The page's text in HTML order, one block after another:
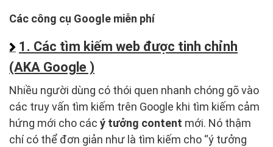
Các công cụ Google miễn phí
1. Các tìm kiếm web được tinh chỉnh
(AKA Google )
Nhiều người dùng có thói quen nhanh chóng gõ vào
các truy vấn tìm kiếm trên Google khi tìm kiếm cảm
hứng mới cho các ý tưởng content mới. Nó thậm
chí có thể đơn giản như là tìm kiếm cho “ý tưởng